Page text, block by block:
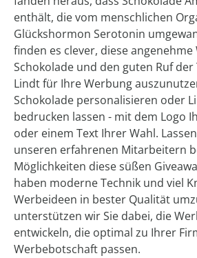
enthält, die vom menschlichen
Glückshormon Serotonin
finden es clever, diese angenehme
Schokolade und den guten Ruf
Lindt für Ihre Werbung
Schokolade personalisieren oder
bedrucken lassen - mit dem Logo
oder einem Text Ihrer Wahl.
unseren erfahrenen Mitarbeitern
Möglichkeiten diese süßen
haben moderne Technik und viel
Werbeideen in bester Qualität
unterstützen wir Sie dabei, die
entwickeln, die optimal zu Ihrer
Werbebotschaft passen.